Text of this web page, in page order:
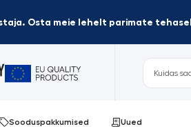
Osta meie lehelt parimate
Sooduspakkumised Uued